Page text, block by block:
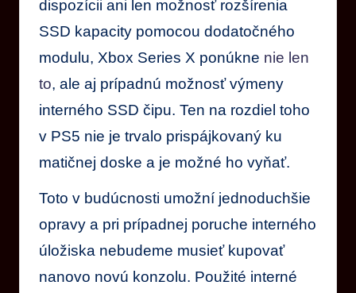
dispozícii ani len možnosť rozšírenia
SSD kapacity pomocou dodatočného
modulu, Xbox Series X ponúkne nie len
to, ale aj prípadnú možnosť výmeny
interného SSD čipu. Ten na rozdiel toho
v PS5 nie je trvalo prispájkovaný ku
matičnej doske a je možné ho vyňať.
Toto v budúcnosti umožní jednoduchšie
opravy a pri prípadnej poruche interného
úložiska nebudeme musieť kupovať
nanovo novú konzolu. Použité interné